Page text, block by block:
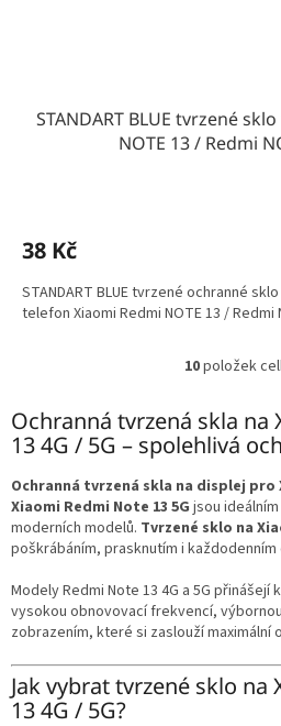
STANDART BLUE tvrzené
NOTE 13 / Redmi
38 Kč
STANDART BLUE tvrzené ochranné
telefon Xiaomi Redmi NOTE 13 / Redmi
O
l
á
d
a
c
í
p
v
k
y
ý
p
10položek
Ochranná tvrzená skla na
13 4G / 5G – spolehlivá
Ochranná tvrzená skla na displej pro
Xiaomi Redmi Note 13 5G jsou
moderních modelů. Tvrzené sklo na
poškrábáním, prasknutím i
Modely Redmi Note 13 4G a 5G přinášejí
vysokou obnovovací frekvencí,
zobrazením, které si zaslouží maximální
Jak vybrat tvrzené sklo na
13 4G / 5G?